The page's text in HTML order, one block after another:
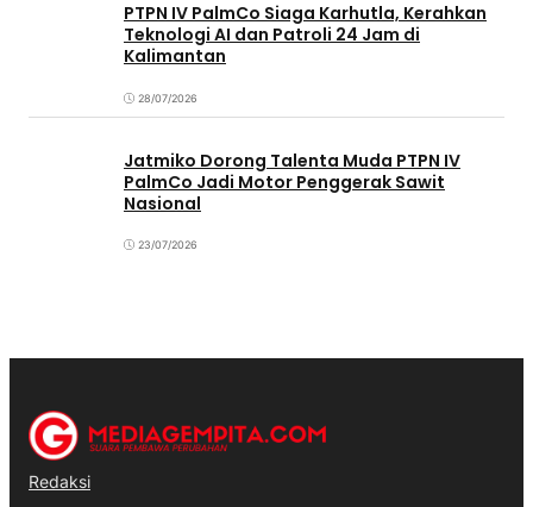
PTPN IV PalmCo Siaga Karhutla, Kerahkan
Teknologi AI dan Patroli 24 Jam di
Kalimantan
28/07/2026
Jatmiko Dorong Talenta Muda PTPN IV
PalmCo Jadi Motor Penggerak Sawit
Nasional
23/07/2026
Redaksi